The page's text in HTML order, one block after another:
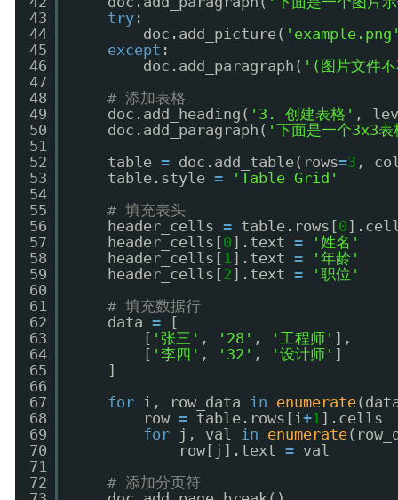
43
44
45
46
47
48
49
50
51
52
53
54
55
56
57
58
59
60
61
62
63
64
65
66
67
68
69
70
71
72
try :
doc.add_picture(
except :
doc.add_paragraph( '(图片文件
# 添加表格
doc.add_heading( '3. 创建表格' ,
doc.add_paragraph( '下面是一个3x3
table = doc.add_table(rows=3 ,
table.style =
'Table Grid'
# 填充表头
header_cells = table.rows[0
header_cells[0 ].text =
'姓名'
header_cells[ 1 ].text =
'年龄'
header_cells[2 ].text =
'职位'
# 填充数据行
data =
[
[ '张三' , '28' , '工程师' ],
[ '李四' , '32' , '设计师' ]
]
for
i, row_data in enumerate
row = table.rows[i+1 ].cells
for
j, val in enumerate
row[j].text = val
# 添加分页符